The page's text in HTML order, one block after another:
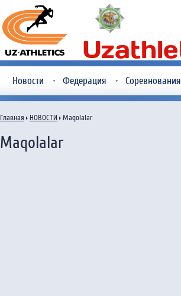
Новости Федерация Соревнования
Главная НОВОСТИ Maqolalar
Maqolalar